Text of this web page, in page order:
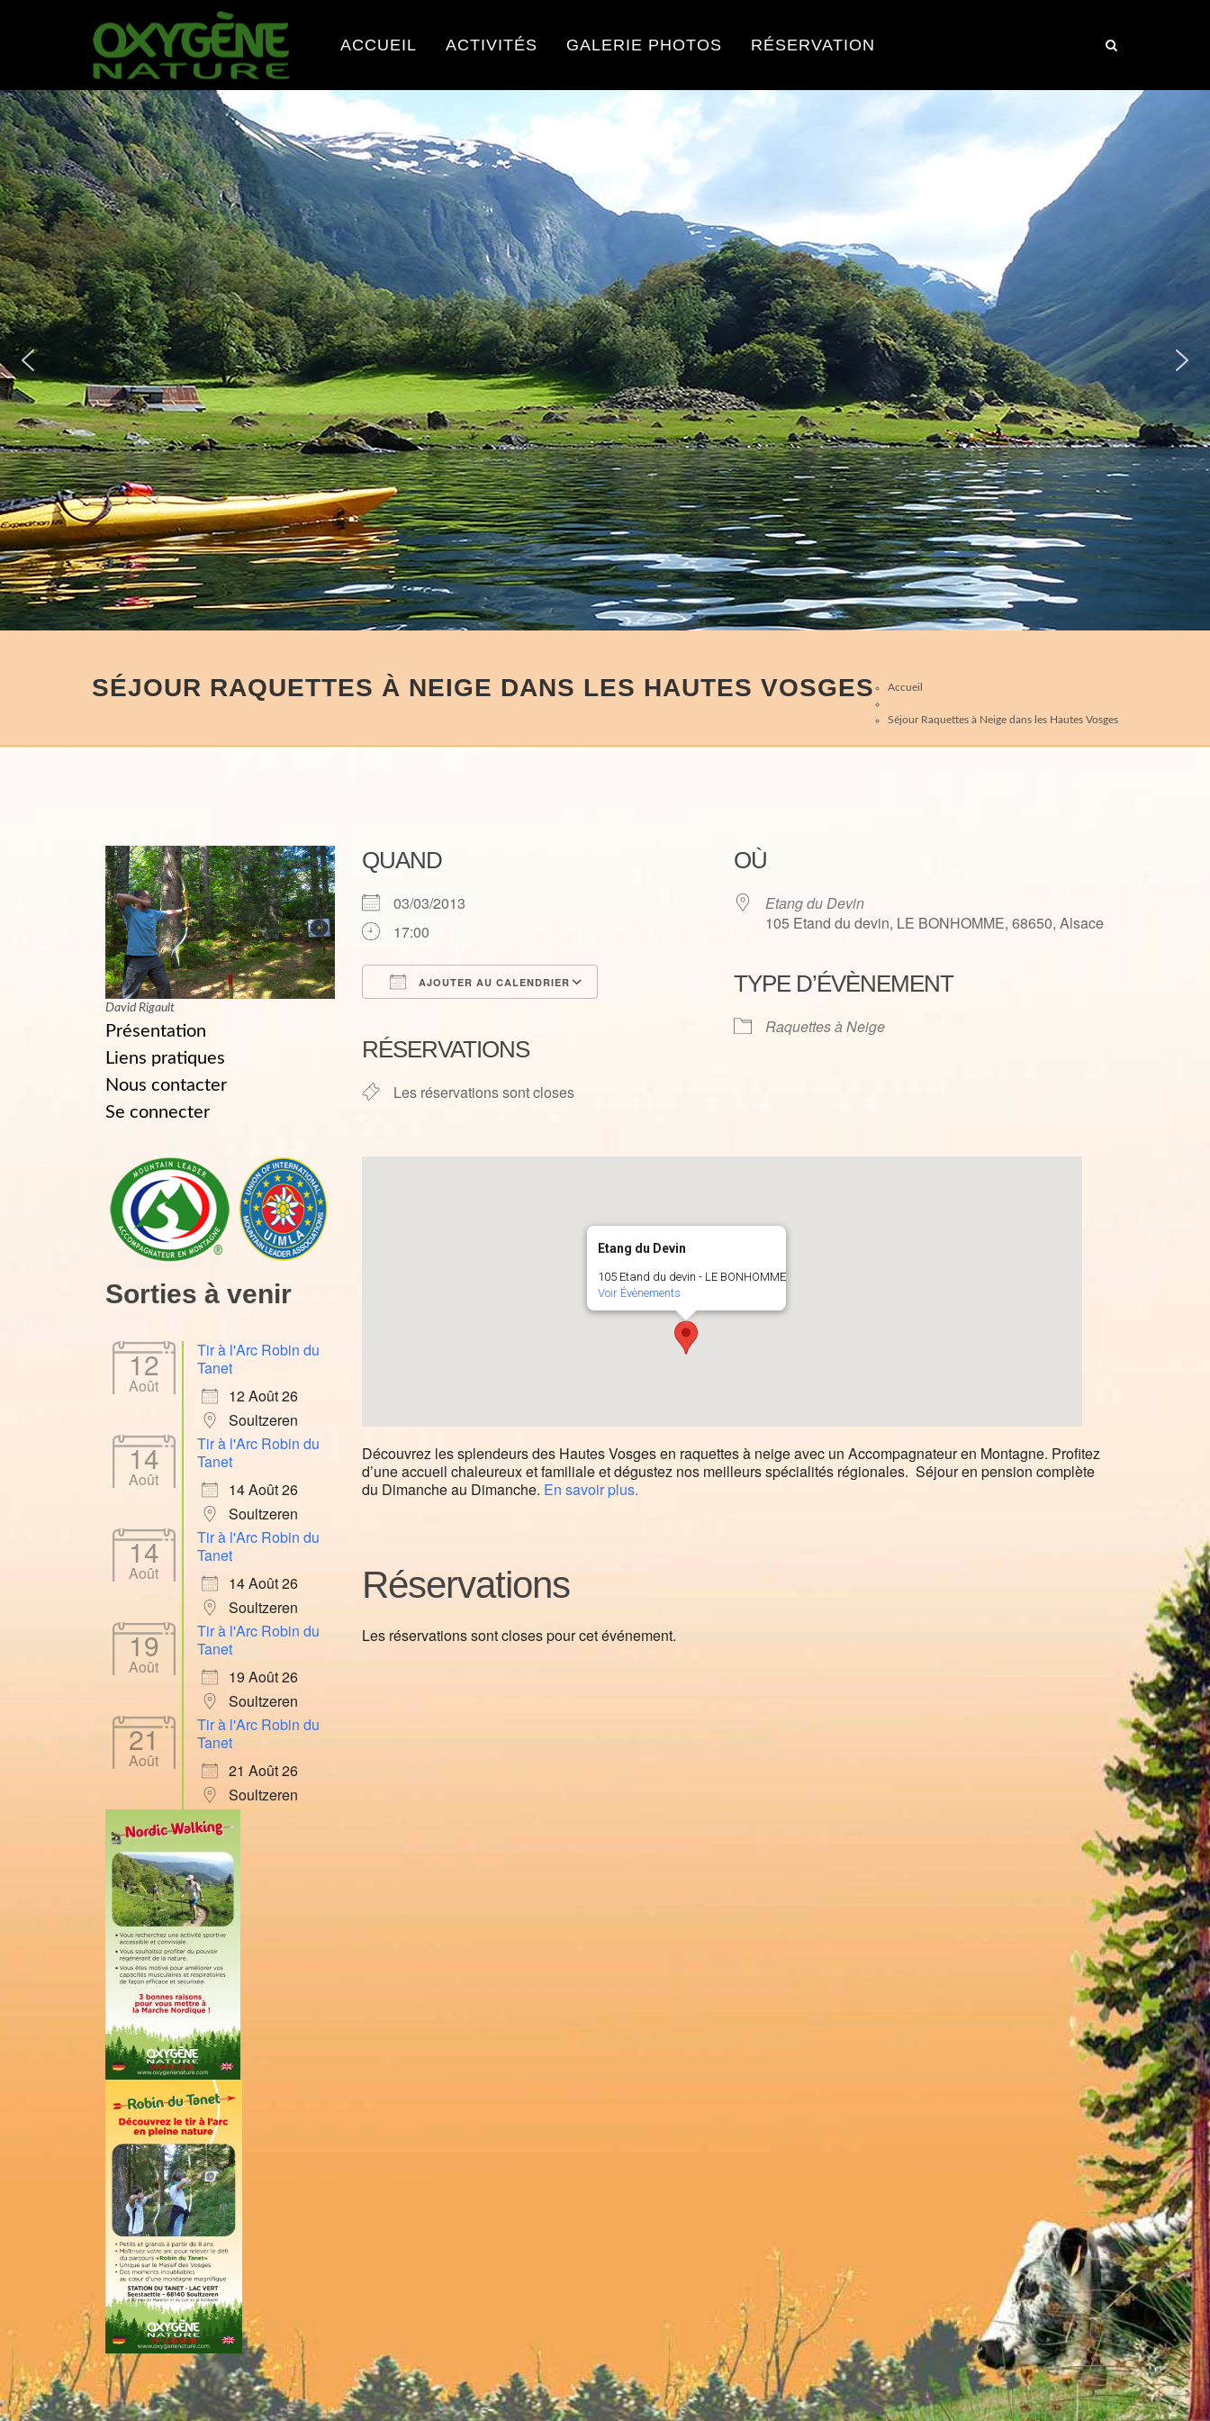
ACCUEIL ACTIVITÉS GALERIE PHOTOS RÉSERVATION
SÉJOUR RAQUETTES À NEIGE DANS LES HAUTES VOSGES Accueil
Séjour Raquettes à Neige dans les Hautes Vosges
QUAND
03/03/2013
17:00
AJOUTER AU CALENDRIER
RÉSERVATIONS
Les réservations sont closes
OÙ
Etang du Devin
105 Etand du devin, LE BONHOMME, 68650, Alsace
TYPE D’ÉVÈNEMENT
Raquettes à Neige
Etang du Devin
105 Etand du devin - LE BONHOMME
Voir Évènements
Découvrez les splendeurs des Hautes Vosges en raquettes à neige avec un Accompagnateur en Montagne. Profitez
d’une accueil chaleureux et familiale et dégustez nos meilleurs spécialités régionales. Séjour en pension complète
du Dimanche au Dimanche. En savoir plus.
Réservations
Les réservations sont closes pour cet événement.
David Rigault
Présentation
Liens pratiques
Nous contacter
Se connecter
Sorties à venir
12
Août
Tir à l'Arc Robin du
Tanet
12 Août 26
Soultzeren
14
Août
Tir à l'Arc Robin du
Tanet
14 Août 26
Soultzeren
14
Août
Tir à l'Arc Robin du
Tanet
14 Août 26
Soultzeren
19
Août
Tir à l'Arc Robin du
Tanet
19 Août 26
Soultzeren
21
Août
Tir à l'Arc Robin du
Tanet
21 Août 26
Soultzeren